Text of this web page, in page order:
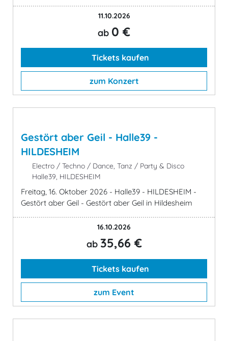
11.10.2026
ab 0 €
Tickets kaufen
zum Konzert
Gestört aber Geil - Halle39 -
HILDESHEIM
Electro / Techno / Dance, Tanz / Party & Disco
Halle39, HILDESHEIM
Freitag, 16. Oktober 2026 - Halle39 - HILDESHEIM -
Gestört aber Geil - Gestört aber Geil in Hildesheim
16.10.2026
ab 35,66 €
Tickets kaufen
zum Event